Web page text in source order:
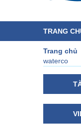
TRANG
Trang chủ
waterco